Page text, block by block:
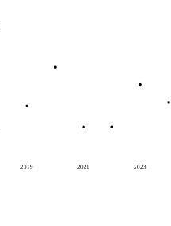
2019 2021 2023